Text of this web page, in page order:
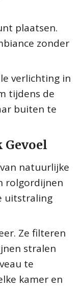
plaatsen.
zonder
verlichting in
tijdens de
buiten te
Gevoel
natuurlijke
rolgordijnen
uitstraling
Ze filteren
stralen
te
kamer en